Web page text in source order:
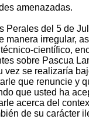
amenazadas.
Perales del 5 de
manera irregular,
científico,
sobre Pascua
vez se realizaría
que renuncie y
que usted ha
acerca del
de su carácter